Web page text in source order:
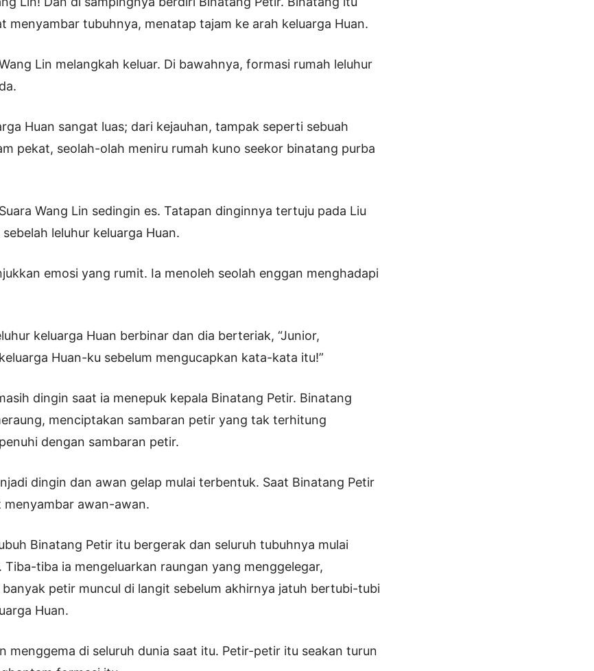
menyambar tubuhnya, menatap tajam ke arah keluarga Huan.
Lin melangkah keluar. Di bawahnya, formasi rumah leluhur
Huan sangat luas; dari kejauhan, tampak seperti sebuah
pekat, seolah-olah meniru rumah kuno seekor binatang purba
Wang Lin sedingin es. Tatapan dinginnya tertuju pada Liu
leluhur keluarga Huan.
emosi yang rumit. Ia menoleh seolah enggan menghadapi
keluarga Huan berbinar dan dia berteriak, “Junior,
Huan-ku sebelum mengucapkan kata-kata itu!”
dingin saat ia menepuk kepala Binatang Petir. Binatang
menciptakan sambaran petir yang tak terhitung
dengan sambaran petir.
dingin dan awan gelap mulai terbentuk. Saat Binatang Petir
awan-awan.
Binatang Petir itu bergerak dan seluruh tubuhnya mulai
Tiba-tiba ia mengeluarkan raungan yang menggelegar,
petir muncul di langit sebelum akhirnya jatuh bertubi-tubi
Huan.
menggema di seluruh dunia saat itu. Petir-petir itu seakan turun